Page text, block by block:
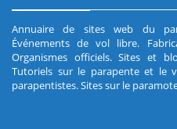
Annuaire de sites web du
Événements de vol libre.
Organismes officiels.Sites et
Tutoriels sur le parapente et le
parapentistes.Sites sur le